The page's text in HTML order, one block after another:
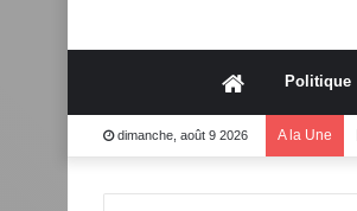
AccueilPolitique
dimanche, août 9 2026 A la Une